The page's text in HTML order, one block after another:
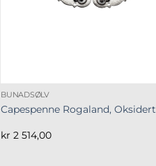
BUNADSØLV
Capespenne Rogaland, Oksidert
kr 2 514,00